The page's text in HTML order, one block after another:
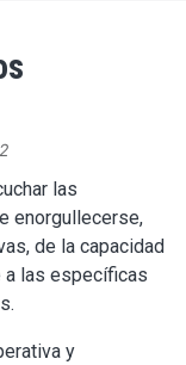
las
enorgullecerse,
de la capacidad
a las específicas
y